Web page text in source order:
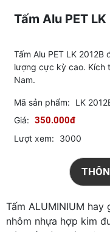
Tấm Alu PET
Tấm Alu PET LK
lượng cực kỳ cao. Kích
Nam.
Mã sản phẩm:
LK
Giá: 350.000đ
Lượt xem: 3000
Tấm ALUMINIUM
nhôm nhựa hợp kim